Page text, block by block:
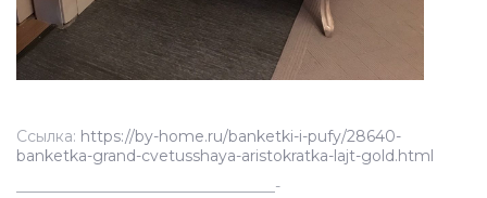
Ссылка: https://by-home.ru/banketki-i-pufy/28640-
banketka-grand-cvetusshaya-aristokratka-lajt-gold.html
__________________________________-